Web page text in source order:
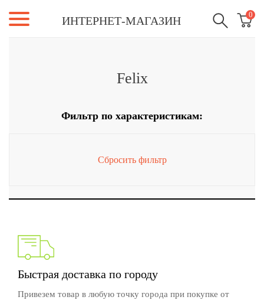
ИНТЕРНЕТ-МАГАЗИН 0
Быстрая доставка по городу
Привезем товар в любую точку города при покупке от
Felix
Фильтр по характеристикам:
Сбросить фильтр